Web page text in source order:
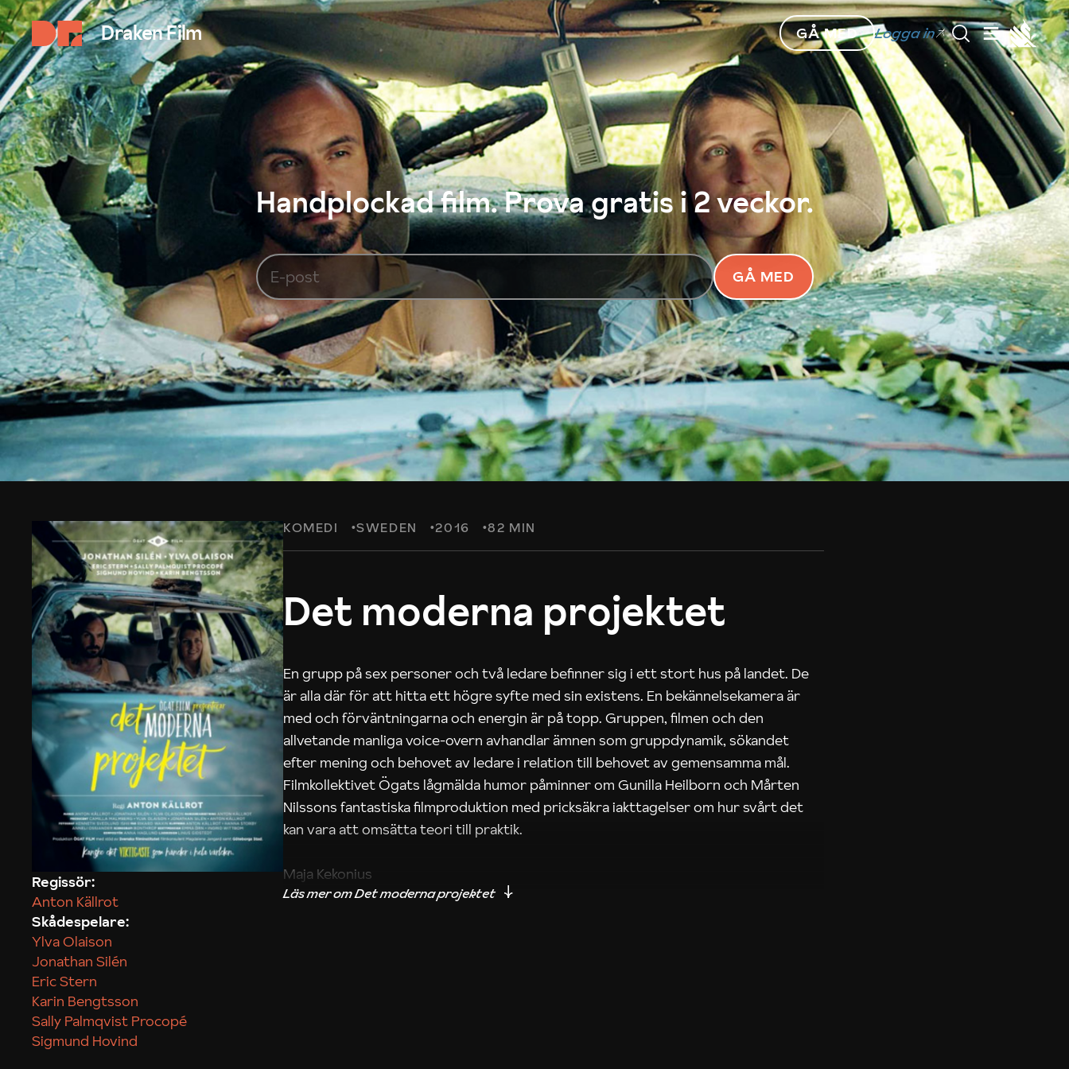
Draken Film GÅ MED Logga in
Handplockad film. Prova gratis i 2 veckor.
GÅ MED
KOMEDI SWEDEN 2016 82 MIN
Det moderna projektet
En grupp på sex personer och två ledare befinner sig i ett stort hus på landet. De
är alla där för att hitta ett högre syfte med sin existens. En bekännelsekamera är
med och förväntningarna och energin är på topp. Gruppen, filmen och den
allvetande manliga voice-overn avhandlar ämnen som gruppdynamik, sökandet
efter mening och behovet av ledare i relation till behovet av gemensamma mål.
Filmkollektivet Ögats lågmälda humor påminner om Gunilla Heilborn och Mårten
Nilssons fantastiska filmproduktion med pricksäkra iakttagelser om hur svårt det
kan vara att omsätta teori till praktik.
Maja Kekonius
Regissör:
Anton Källrot
Skådespelare:
Ylva Olaison
Jonathan Silén
Eric Stern
Karin Bengtsson
Sally Palmqvist Procopé
Sigmund Hovind